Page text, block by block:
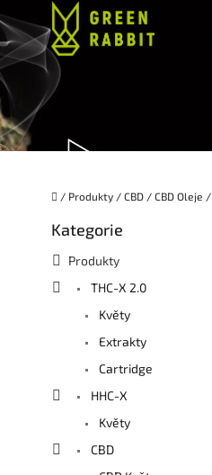
Domů
/ Produkty / CBD / CBD Oleje /
Přeskočit
Kategorie
Produkty
THC-X 2.0
Květy
Extrakty
Cartridge
HHC-X
Květy
CBD